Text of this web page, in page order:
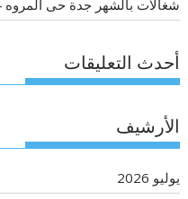
شغالات بالشهر جدة حى المروه 0562346904
أحدث التعليقات
الأرشيف
يوليو 2026